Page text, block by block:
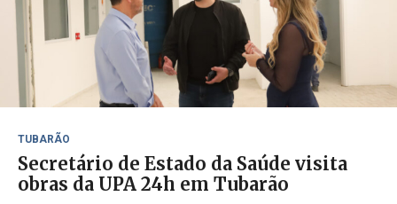
TUBARÃO
Secretário de Estado da Saúde visita
obras da UPA 24h em Tubarão